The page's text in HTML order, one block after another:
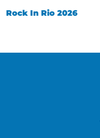
Rock In Rio 2026